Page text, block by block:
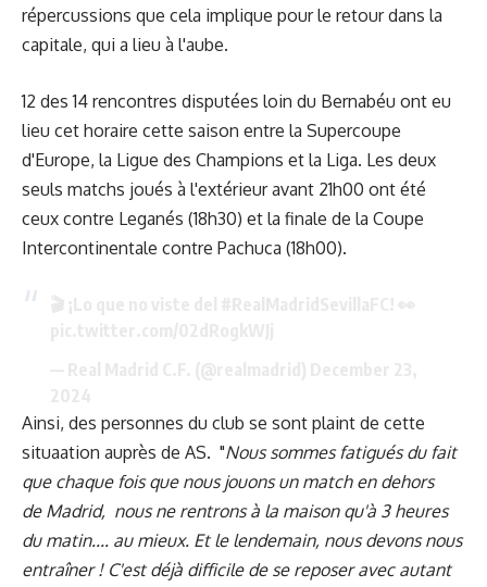
répercussions que cela implique pour le retour dans la
capitale, qui a lieu à l'aube.
12 des 14 rencontres disputées loin du Bernabéu ont eu
lieu cet horaire cette saison entre la Supercoupe
d'Europe, la Ligue des Champions et la Liga. Les deux
seuls matchs joués à l'extérieur avant 21h00 ont été
ceux contre Leganés (18h30) et la finale de la Coupe
Intercontinentale contre Pachuca (18h00).
Ainsi, des personnes du club se sont plaint de cette
situaation auprès de AS. "Nous sommes fatigués du fait
que chaque fois que nous jouons un match en dehors
de Madrid, nous ne rentrons à la maison qu'à 3 heures
du matin.... au mieux. Et le lendemain, nous devons nous
entraîner ! C'est déjà difficile de se reposer avec autant